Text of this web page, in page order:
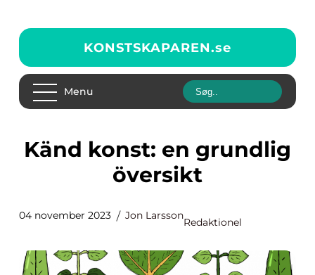
KONSTSKAPAREN.se
Menu
Känd konst: en grundlig
översikt
04 november 2023 Jon Larsson
Redaktionel